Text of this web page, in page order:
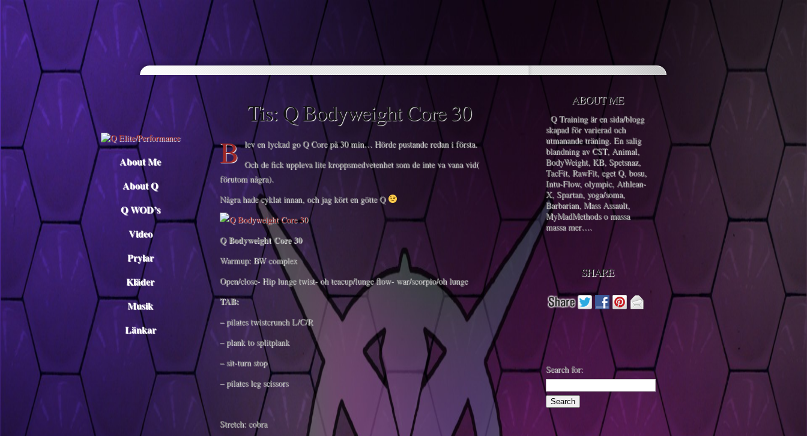
Descargar musica
About Me
About Q
Q WOD’s
Video
Prylar
Kläder
Musik
Länkar
Tis: Q Bodyweight Core 30
B lev en lyckad go Q Core på 30 min… Hörde pustande redan i första.
Och de fick uppleva lite kroppsmedvetenhet som de inte va vana vid(
förutom några).
Några hade cyklat innan, och jag kört en götte Q
Q Bodyweight Core 30
Warmup: BW complex
Open/close- Hip lunge twist- oh teacup/lunge flow- war/scorpio/oh lunge
TAB:
– pilates twistcrunch L/C/R
– plank to splitplank
– sit-turn stop
– pilates leg scissors
Stretch: cobra
ABOUT ME
Q Training är en sida/blogg
skapad för varierad och
utmanande träning. En salig
blandning av CST, Animal,
BodyWeight, KB, Spetsnaz,
TacFit, RawFit, eget Q, bosu,
Intu-Flow, olympic, Athlean-
X, Spartan, yoga/soma,
Barbarian, Mass Assault,
MyMadMethods o massa
massa mer….
SHARE
Search for: